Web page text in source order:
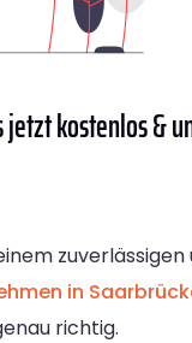
jetzt kostenlos &
in
richtig.